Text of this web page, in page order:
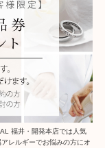
福井・開発本店では人気
レルギーでお悩みの方にオ